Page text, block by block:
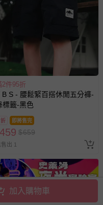
身衣物、泳裝、襪子、地
與背巾、包屁衣、學習
、擠乳器、哺乳衣、托腹
上「不可拆封」，或具警
。
灣本島。如您位於離島地
2件95折
B S - 腰鬆緊百搭休閒五分褲-
標籤-黑色
即將售完
459 $659
售出 1
加入購物車